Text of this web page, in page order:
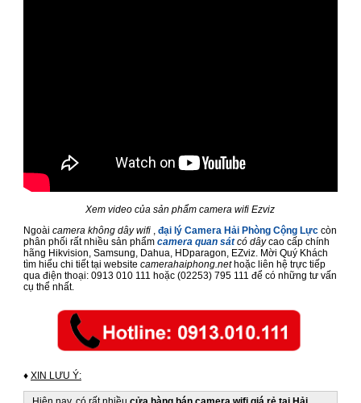
Xem video của sản phẩm camera wifi Ezviz
Ngoài camera không dây wifi, đại lý Camera Hải Phòng Cộng Lựccòn
phân phối rất nhiều sản phẩm camera quan sátcó dâycao cấp chính
hãng Hikvision, Samsung, Dahua, HDparagon, EZviz. Mời Quý Khách
tìm hiểu chi tiết tại website camerahaiphong.nethoặc liên hệ trực tiếp
qua điện thoại: 0913 010 111 hoặc (02253) 795 111 để có những tư vấn
cụ thể nhất.
♦ XIN LƯU Ý: